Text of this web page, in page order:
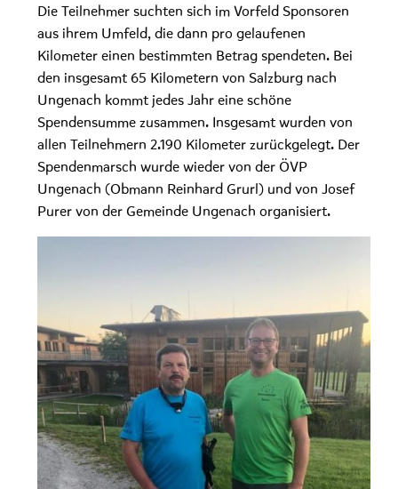
Die Teilnehmer suchten sich im Vorfeld Sponsoren
aus ihrem Umfeld, die dann pro gelaufenen
Kilometer einen bestimmten Betrag spendeten. Bei
den insgesamt 65 Kilometern von Salzburg nach
Ungenach kommt jedes Jahr eine schöne
Spendensumme zusammen. Insgesamt wurden von
allen Teilnehmern 2.190 Kilometer zurückgelegt. Der
Spendenmarsch wurde wieder von der ÖVP
Ungenach (Obmann Reinhard Grurl) und von Josef
Purer von der Gemeinde Ungenach organisiert.